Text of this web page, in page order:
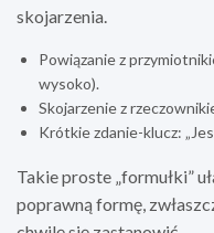
skojarzenia.
Powiązanie z
wysoko).
Skojarzenie z
Krótkie zdanie-klucz:
Takie proste „formułki”
poprawną formę,